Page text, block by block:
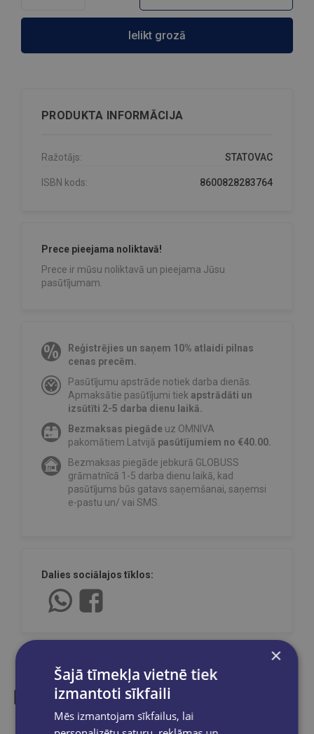
Ielikt grozā
PRODUKTA INFORMĀCIJA
Ražotājs: STATOVAC
ISBN kods: 8600828283764
Prece pieejama noliktavā!
Prece ir mūsu noliktavā un pieejama Jūsu
pasūtījumam.
Reģistrējies un saņem 10% atlaidi pilnas
cenas precēm.
Pasūtījumu apstrāde notiek darba dienās.
Apmaksātie pasūtījumi tiek apstrādāti un
izsūtīti 2-5 darba dienu laikā.
Bezmaksas piegāde uz OMNIVA
pakomātiem Latvijā pasūtījumiem no €40.00.
Bezmaksas piegāde jebkurā GLOBUSS
grāmatnīcā 1-5 darba dienu laikā, kad
pasūtījums būs gatavs saņemšanai, saņemsi
e-pastu un/ vai SMS.
Dalies sociālajos tīklos:
×
Šajā tīmekļa vietnē tiek
izmantoti sīkfaili
Mēs izmantojam sīkfailus, lai